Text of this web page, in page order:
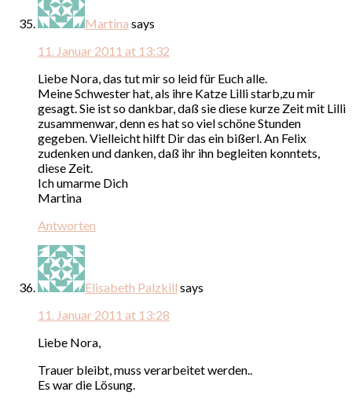
Martina says
11. Januar 2011 at 13:32
Liebe Nora, das tut mir so leid für Euch alle.
Meine Schwester hat, als ihre Katze Lilli starb,zu mir
gesagt. Sie ist so dankbar, daß sie diese kurze Zeit mit Lilli
zusammenwar, denn es hat so viel schöne Stunden
gegeben. Vielleicht hilft Dir das ein bißerl. An Felix
zudenken und danken, daß ihr ihn begleiten konntets,
diese Zeit.
Ich umarme Dich
Martina
Antworten
Elisabeth Palzkill says
11. Januar 2011 at 13:28
Liebe Nora,
Trauer bleibt, muss verarbeitet werden..
Es war die Lösung.